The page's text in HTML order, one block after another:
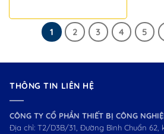
1 2 3 4 5
THÔNG TIN LIÊN HỆ
CÔNG TY CỔ PHẦN THIẾT BỊ CÔNG
Địa chỉ: T2/D3B/31, Đường Bình Chuẩn 62,